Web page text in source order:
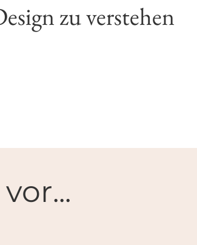
zu verstehen